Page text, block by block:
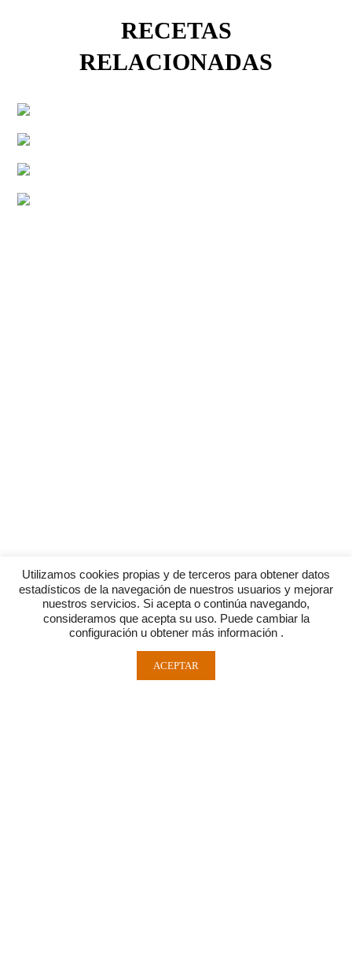
RECETAS
RELACIONADAS
Utilizamos cookies propias y de terceros para obtener datos
estadísticos de la navegación de nuestros usuarios y mejorar
nuestros servicios. Si acepta o continúa navegando,
consideramos que acepta su uso. Puede cambiar la
configuración u obtener más información .
ACEPTAR